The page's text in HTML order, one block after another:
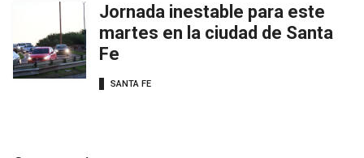
Jornada inestable para este
martes en la ciudad de Santa
Fe
SANTA FE